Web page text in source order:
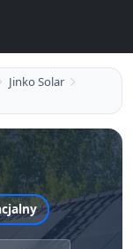
Jinko Solar